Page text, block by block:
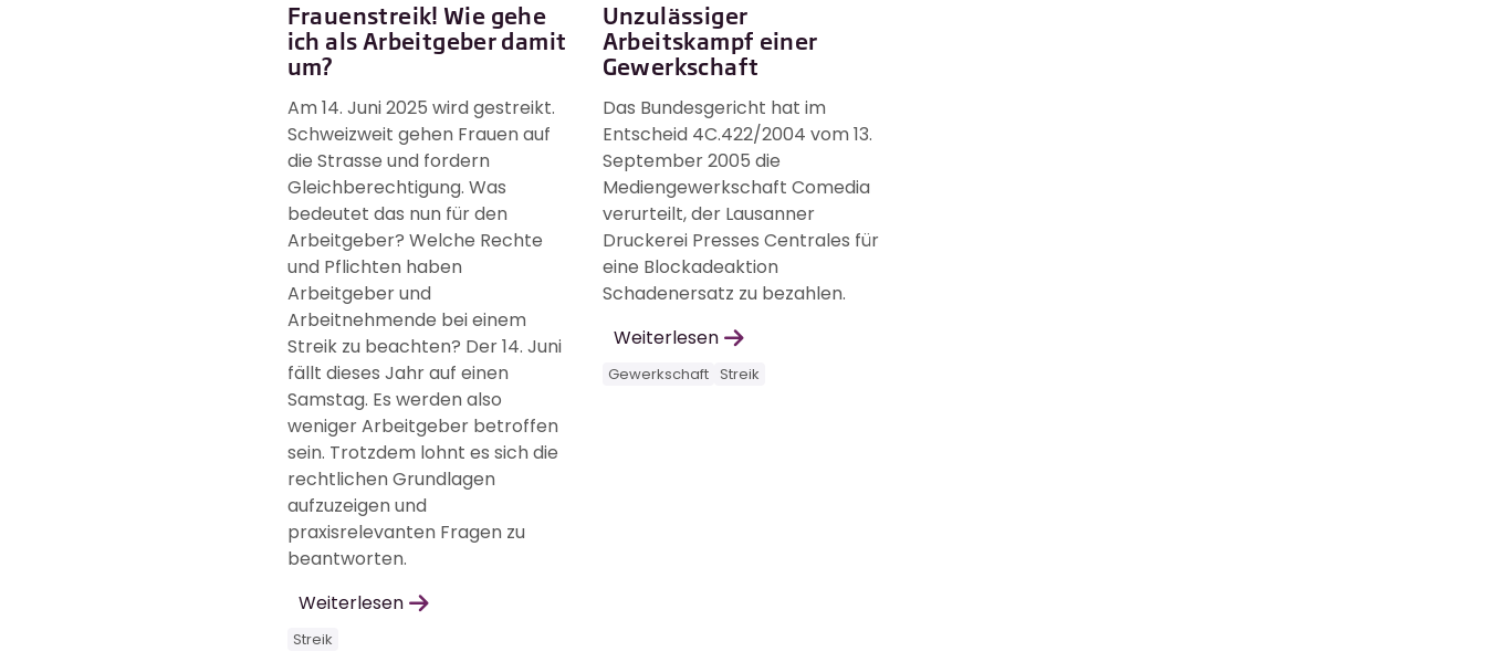
Frauenstreik! Wie gehe
ich als Arbeitgeber damit
um?
Am 14. Juni 2025 wird gestreikt.
Schweizweit gehen Frauen auf
die Strasse und fordern
Gleichberechtigung. Was
bedeutet das nun für den
Arbeitgeber? Welche Rechte
und Pflichten haben
Arbeitgeber und
Arbeitnehmende bei einem
Streik zu beachten? Der 14. Juni
fällt dieses Jahr auf einen
Samstag. Es werden also
weniger Arbeitgeber betroffen
sein. Trotzdem lohnt es sich die
rechtlichen Grundlagen
aufzuzeigen und
praxisrelevanten Fragen zu
beantworten.
Weiterlesen
Streik
Unzulässiger
Arbeitskampf einer
Gewerkschaft
Das Bundesgericht hat im
Entscheid 4C.422/2004 vom 13.
September 2005 die
Mediengewerkschaft Comedia
verurteilt, der Lausanner
Druckerei Presses Centrales für
eine Blockadeaktion
Schadenersatz zu bezahlen.
Weiterlesen
Gewerkschaft Streik